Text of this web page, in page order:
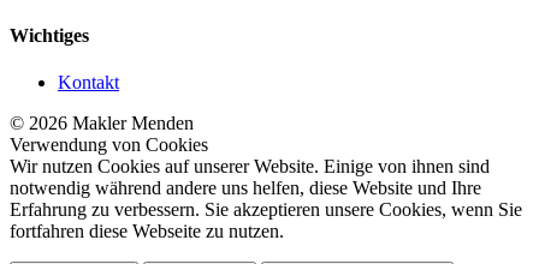
Wichtiges
Kontakt
© 2026 Makler Menden
Verwendung von Cookies
Wir nutzen Cookies auf unserer Website. Einige von ihnen sind
notwendig während andere uns helfen, diese Website und Ihre
Erfahrung zu verbessern. Sie akzeptieren unsere Cookies, wenn Sie
fortfahren diese Webseite zu nutzen.